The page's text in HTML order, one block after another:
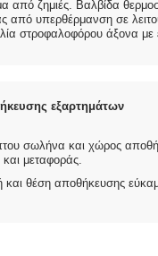
από ζημιές. Βαλβίδα
από υπερθέρμανση σε
στροφαλοφόρου άξονα με
εξαρτημάτων
σωλήνα και χώρος
μεταφοράς.
και θέση αποθήκευσης